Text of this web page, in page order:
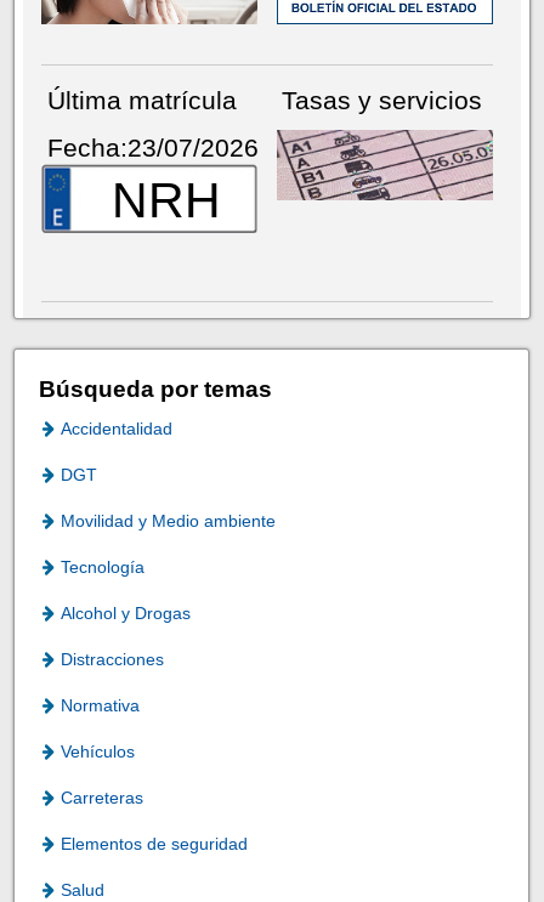
Última matrícula
Fecha:23/07/2026
NRH
Tasas y servicios
Búsqueda por temas
Accidentalidad
DGT
Movilidad y Medio ambiente
Tecnología
Alcohol y Drogas
Distracciones
Normativa
Vehículos
Carreteras
Elementos de seguridad
Salud